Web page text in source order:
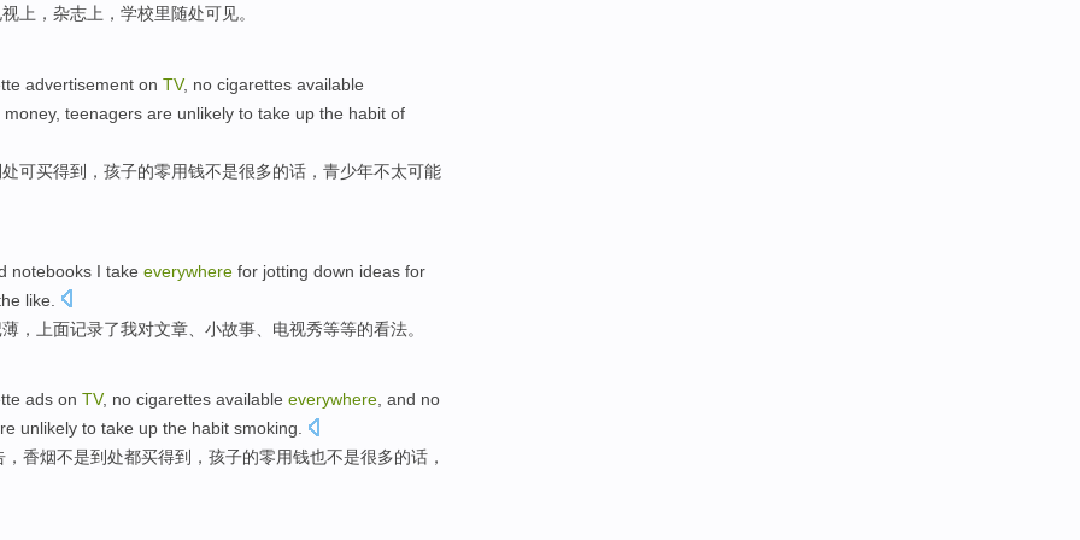
上， 杂志 上，学校里随处可见。
advertisement on TV, no cigarettes available
money, teenagers are unlikely to take up the habit of
可买得到 ，孩子的零用钱不是很多的话， 青少年不太可能
notebooks I take everywhere for jotting down ideas for
like.
薄，上面记录了我对文章 小故事 、电视秀等等的看法。
ads on TV, no cigarettes available everywhere, and no
unlikely to take up the habit smoking.
， 香烟不是到处都买得到， 孩子的零用钱也不是很多的话 ，